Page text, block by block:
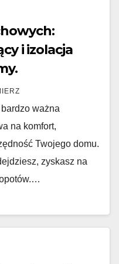
i izolacja
ważna
na komfort,
Twojego domu.
zyskasz na